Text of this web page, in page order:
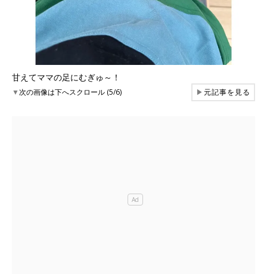
甘えてママの足にむぎゅ～！
▼次の画像は下へスクロール (5/6) ▶元記事を見る